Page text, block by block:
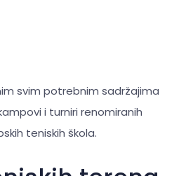
svim potrebnim sadržajima
i turniri renomiranih
teniskih škola.